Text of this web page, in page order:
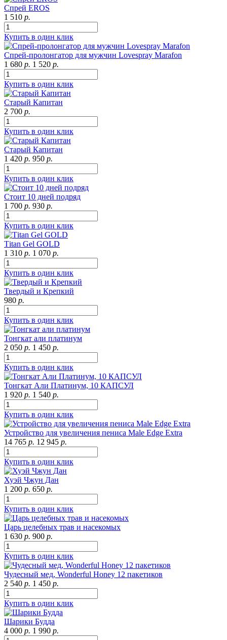
Спрей EROS
1 510 р.
Купить в один клик
Спрей-пролонгатор для мужчин Lovespray Marafon
1 680 р. 1 520 р.
Купить в один клик
Старый Капитан
2 700 р.
Купить в один клик
Старый Капитан
1 420 р. 950 р.
Купить в один клик
Стоит 10 дней подряд
1 700 р. 930 р.
Купить в один клик
Тitan Gel GOLD
1 310 р. 1 070 р.
Купить в один клик
Твердый и Крепкий
980 р.
Купить в один клик
Тонгкат али платинум
2 050 р. 1 450 р.
Купить в один клик
Тонгкат Али Платинум, 10 КАПСУЛ
1 920 р. 1 540 р.
Купить в один клик
Устройство для увеличения пениса Male Edge Extra
14 765 р. 12 945 р.
Купить в один клик
Хуэй Чжун Дан
1 200 р. 650 р.
Купить в один клик
Царь целебных трав и насекомых
1 630 р. 900 р.
Купить в один клик
Чудесный мед, Wonderful Honey 12 пакетиков
2 540 р. 1 450 р.
Купить в один клик
Шарики Будда
4 000 р. 1 990 р.